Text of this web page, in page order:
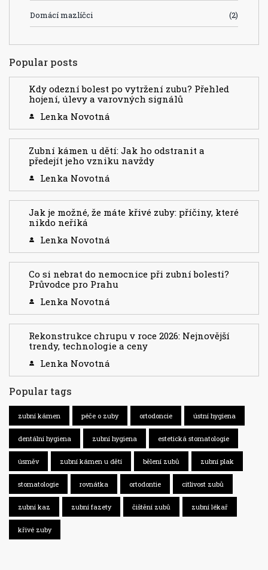
Domácí mazlíčci (2)
Popular posts
Kdy odezní bolest po vytržení zubu? Přehled
hojení, úlevy a varovných signálů
Lenka Novotná
Zubní kámen u dětí: Jak ho odstranit a
předejít jeho vzniku navždy
Lenka Novotná
Jak je možné, že máte křivé zuby: příčiny, které
nikdo neříká
Lenka Novotná
Co si nebrat do nemocnice při zubní bolesti?
Průvodce pro Prahu
Lenka Novotná
Rekonstrukce chrupu v roce 2026: Nejnovější
trendy, technologie a ceny
Lenka Novotná
Popular tags
zubní kámen péče o zuby ortodoncie ústní hygiena
dentální hygiena zubní hygiena estetická stomatologie
úsměv zubní kámen u dětí bělení zubů zubní plak
stomatologie rovnátka ortodontie citlivost zubů
zubní kaz zubní fazety čištění zubů zubní lékař
křivé zuby